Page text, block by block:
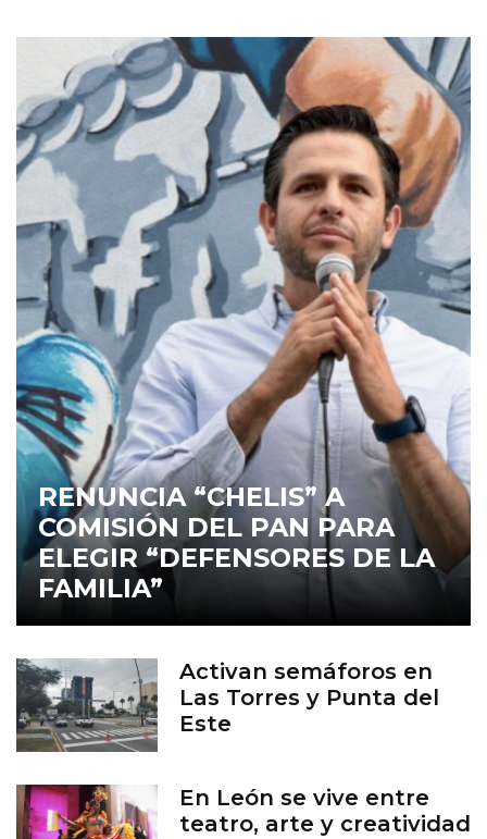
RENUNCIA “CHELIS” A
COMISIÓN DEL PAN PARA
ELEGIR “DEFENSORES DE LA
FAMILIA”
Activan semáforos en
Las Torres y Punta del
Este
En León se vive entre
teatro, arte y creatividad